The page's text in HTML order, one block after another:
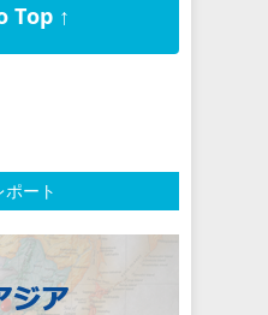
Top ↑
ート